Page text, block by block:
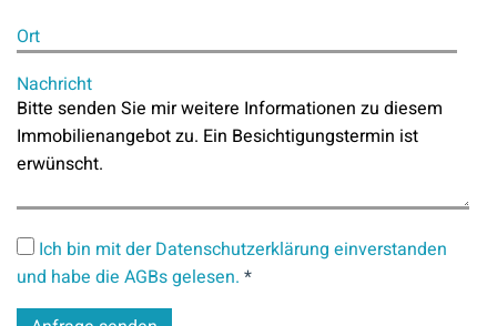
Ort
Nachricht
Ich bin mit der Datenschutzerklärung einverstanden
und habe die AGBs gelesen. *